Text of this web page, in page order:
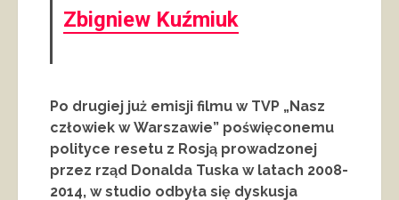
Zbigniew Kuźmiuk
Po drugiej już emisji filmu w TVP „Nasz
człowiek w Warszawie” poświęconemu
polityce resetu z Rosją prowadzonej
przez rząd Donalda Tuska w latach 2008-
2014, w studio odbyła się dyskusja